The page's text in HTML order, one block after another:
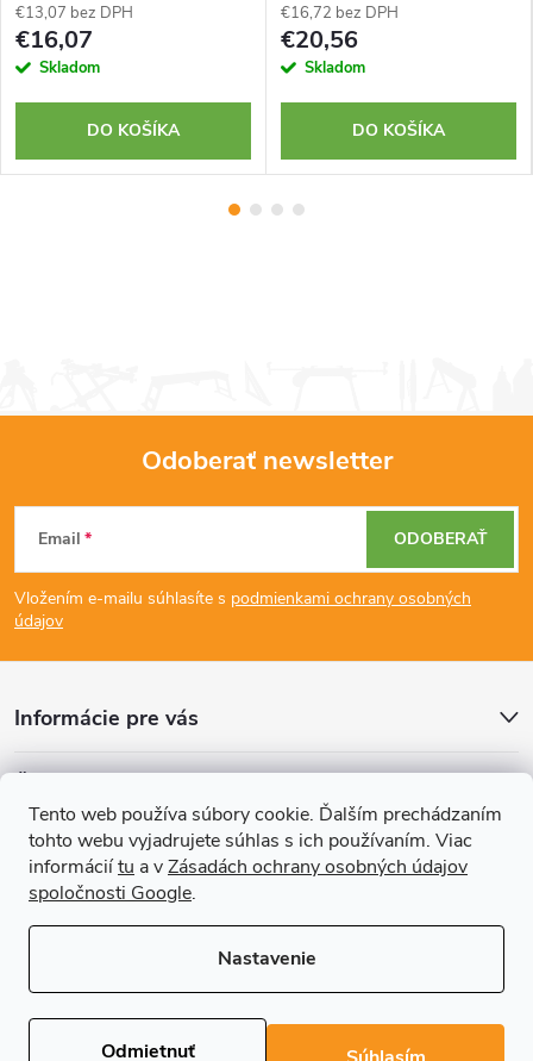
Tento web používa súbory cookie. Ďalším prechádzaním
tohto webu vyjadrujete súhlas s ich používaním. Viac
informáciítu a vZásadách ochrany osobných údajov
spoločnosti Google.
Nastavenie
Odmietnuť
€13,07 bez DPH
€16,07
Skladom
DO KOŠÍKA
€16,72 bez DPH
€20,56
Skladom
DO KOŠÍKA
Z
á
p
ä
t
Odoberať newsletter
Email
Vložením e-mailu súhlasíte s podmienkami ochrany osobných
údajov
ODOBERAŤ
Informácie pre vás
Prijímame online platby
Copyright 2026REGALS.sk. Všetky práva vyhradené.Upraviť nastavenie
cookies